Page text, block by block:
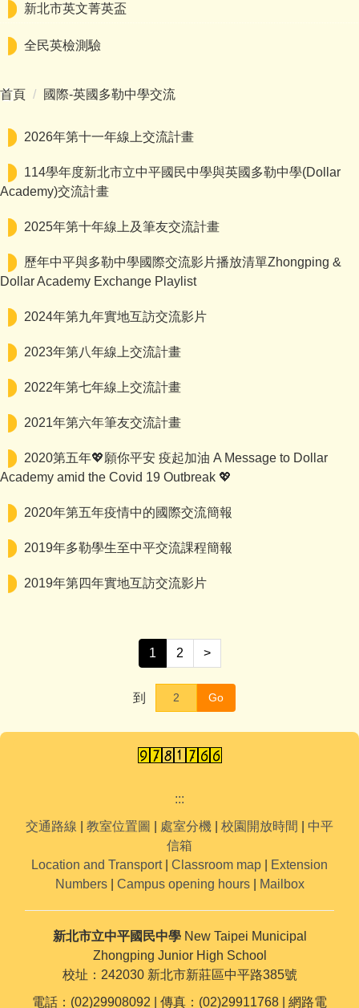
新北市英文菁英盃
全民英檢測驗
首頁 國際-英國多勒中學交流
2026年第十一年線上交流計畫
114學年度新北市立中平國民中學與英國多勒中學(Dollar
Academy)交流計畫
2025年第十年線上及筆友交流計畫
歷年中平與多勒中學國際交流影片播放清單Zhongping &
Dollar Academy Exchange Playlist
2024年第九年實地互訪交流影片
2023年第八年線上交流計畫
2022年第七年線上交流計畫
2021年第六年筆友交流計畫
2020第五年💖願你平安 疫起加油 A Message to Dollar
Academy amid the Covid 19 Outbreak 💖
2020年第五年疫情中的國際交流簡報
2019年多勒學生至中平交流課程簡報
2019年第四年實地互訪交流影片
1 2 >
到 Go
:::
交通路線
教室位置圖 處室分機 校園開放時間
中平
信箱
Location and Transport| Classroom map
Extension
Numbers| Campus opening hours| Mailbox
新北市立中平國民中學 New Taipei Municipal
Zhongping Junior High School
校址：242030 新北市新莊區中平路385號
電話：(02)29908092 | 傳真：(02)29911768 | 網路電